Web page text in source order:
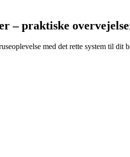
– praktiske
med det rette system til dit